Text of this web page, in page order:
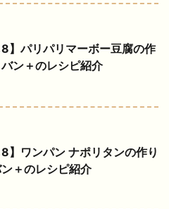
8】パリパリマーボー豆腐の作
ン＋のレシピ紹介
8】ワンパン ナポリタンの作り
＋のレシピ紹介